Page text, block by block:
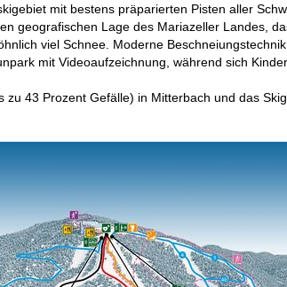
mit bestens präparierten Pisten aller
geografischen Lage des Mariazeller Landes,
viel Schnee. Moderne
mit Videoaufzeichnung, während sich
43 Prozent Gefälle) in Mitterbach und das